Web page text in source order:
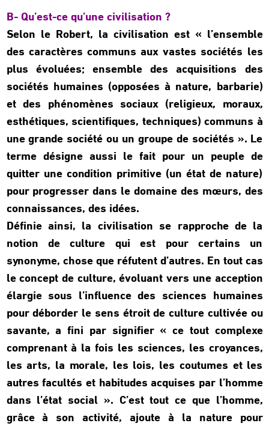
B- Qu’est-ce qu’une civilisation ?
Selon le Robert, la civilisation est « l’ensemble
des caractères communs aux vastes sociétés les
plus évoluées; ensemble des acquisitions des
sociétés humaines (opposées à nature, barbarie)
et des phénomènes sociaux (religieux, moraux,
esthétiques, scientifiques, techniques) communs à
une grande société ou un groupe de sociétés ». Le
terme désigne aussi le fait pour un peuple de
quitter une condition primitive (un état de nature)
pour progresser dans le domaine des mœurs, des
connaissances, des idées.
Définie ainsi, la civilisation se rapproche de la
notion de culture qui est pour certains un
synonyme, chose que réfutent d’autres. En tout cas
le concept de culture, évoluant vers une acception
élargie sous l’influence des sciences humaines
pour déborder le sens étroit de culture cultivée ou
savante, a fini par signifier « ce tout complexe
comprenant à la fois les sciences, les croyances,
les arts, la morale, les lois, les coutumes et les
autres facultés et habitudes acquises par l’homme
dans l’état social ». C’est tout ce que l’homme,
grâce à son activité, ajoute à la nature pour